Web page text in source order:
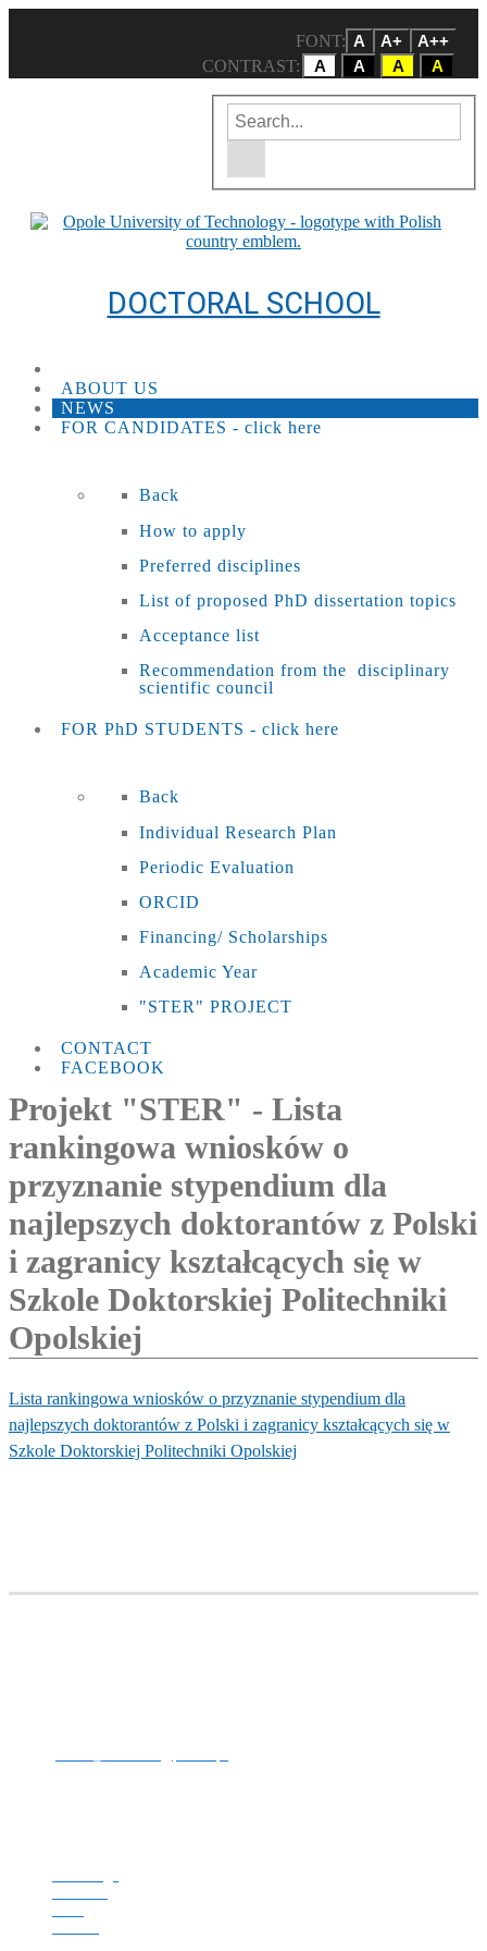
FONT: A A+
A++
CONTRAST:
A A A A
DOCTORAL SCHOOL
Site search engine
Enter the search term
ABOUT US
NEWS
FOR CANDIDATES - click here
Back
How to apply
Preferred disciplines
List of proposed PhD dissertation topics
Acceptance list
Recommendation from the disciplinary
scientific council
FOR PhD STUDENTS - click here
Back
Individual Research Plan
Periodic Evaluation
ORCID
Financing/ Scholarships
Academic Year
"STER" PROJECT
CONTACT
FACEBOOK
Projekt "STER" - Lista
rankingowa wniosków o
przyznanie stypendium dla
najlepszych doktorantów z Polski
i zagranicy kształcących się w
Szkole Doktorskiej Politechniki
Opolskiej
Lista rankingowa wniosków o przyznanie stypendium dla
najlepszych doktorantów z Polski i zagranicy kształcących się w
Szkole Doktorskiej Politechniki Opolskiej